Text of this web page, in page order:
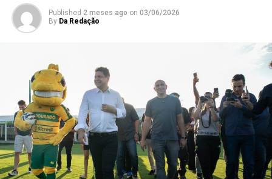
Published 2 meses ago on 03/06/2026
By Da Redação